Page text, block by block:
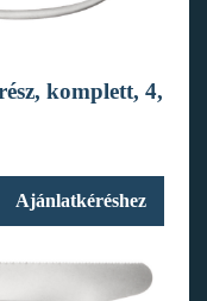
komplett, 4,
Ajánlatkéréshez